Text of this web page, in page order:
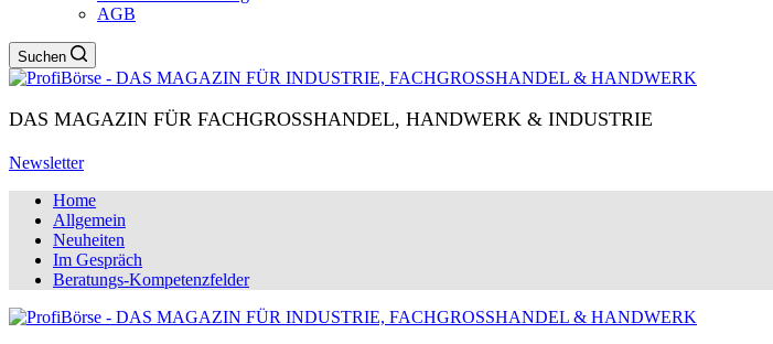
AGB
Suchen
DAS MAGAZIN FÜR FACHGROSSHANDEL, HANDWERK & INDUSTRIE
Newsletter
Home
Allgemein
Neuheiten
Im Gespräch
Beratungs-Kompetenzfelder